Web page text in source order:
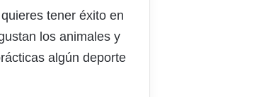
tener éxito en
los animales y
algún deporte